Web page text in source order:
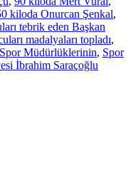
kiloda Onurcan Şenkal,
tebrik eden Başkan
madalyaları topladı,
Müdürlüklerinin, Spor
İbrahim Saraçoğlu